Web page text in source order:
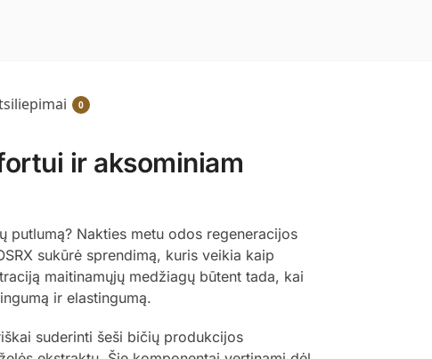
0
ir aksominiam
putlumą? Nakties metu odos regeneracijos
sukūrė sprendimą, kuris veikia kaip
maitinamųjų medžiagų būtent tada, kai
ir elastingumą.
suderinti šeši bičių produkcijos